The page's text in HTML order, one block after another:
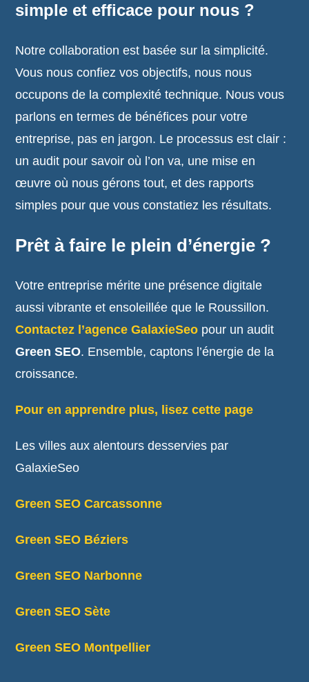
simple et efficace pour nous ?
Notre collaboration est basée sur la simplicité.
Vous nous confiez vos objectifs, nous nous
occupons de la complexité technique. Nous vous
parlons en termes de bénéfices pour votre
entreprise, pas en jargon. Le processus est clair :
un audit pour savoir où l’on va, une mise en
œuvre où nous gérons tout, et des rapports
simples pour que vous constatiez les résultats.
Prêt à faire le plein d’énergie ?
Votre entreprise mérite une présence digitale
aussi vibrante et ensoleillée que le Roussillon.
Contactez l’agence GalaxieSeo pour un audit
Green SEO. Ensemble, captons l’énergie de la
croissance.
Pour en apprendre plus, lisez cette page
Les villes aux alentours desservies par
GalaxieSeo
Green SEO Carcassonne
Green SEO Béziers
Green SEO Narbonne
Green SEO Sète
Green SEO Montpellier